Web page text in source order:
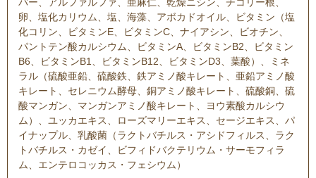
卵、塩化カリウム、塩、海藻、アボカドオイル、ビタミン（塩
化コリン、ビタミンE、ビタミンC、ナイアシン、ビオチン、
パントテン酸カルシウム、ビタミンA、ビタミンB2、ビタミン
B6、ビタミンB1、ビタミンB12、ビタミンD3、葉酸）、ミネ
ラル（硫酸亜鉛、硫酸鉄、鉄アミノ酸キレート、亜鉛アミノ酸
キレート、セレニウム酵母、銅アミノ酸キレート、硫酸銅、硫
酸マンガン、マンガンアミノ酸キレート、ヨウ素酸カルシウ
ム）、ユッカエキス、ローズマリーエキス、セージエキス、パ
イナップル、乳酸菌（ラクトバチルス・アシドフィルス、ラク
トバチルス・カゼイ、ビフィドバクテリウム・サーモフィラ
ム、エンテロコッカス・フェシウム）